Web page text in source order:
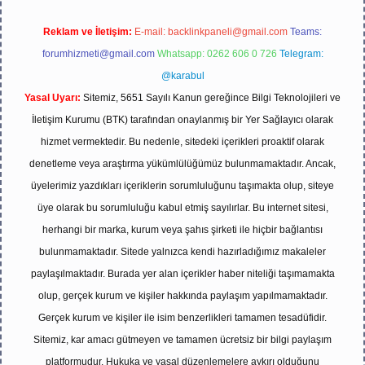
Reklam ve İletişim: E-mail: backlinkpaneli@gmail.com Teams:
forumhizmeti@gmail.com Whatsapp: 0262 606 0 726 Telegram:
@karabul
Yasal Uyarı: Sitemiz, 5651 Sayılı Kanun gereğince Bilgi Teknolojileri ve
İletişim Kurumu (BTK) tarafından onaylanmış bir Yer Sağlayıcı olarak
hizmet vermektedir. Bu nedenle, sitedeki içerikleri proaktif olarak
denetleme veya araştırma yükümlülüğümüz bulunmamaktadır. Ancak,
üyelerimiz yazdıkları içeriklerin sorumluluğunu taşımakta olup, siteye
üye olarak bu sorumluluğu kabul etmiş sayılırlar. Bu internet sitesi,
herhangi bir marka, kurum veya şahıs şirketi ile hiçbir bağlantısı
bulunmamaktadır. Sitede yalnızca kendi hazırladığımız makaleler
paylaşılmaktadır. Burada yer alan içerikler haber niteliği taşımamakta
olup, gerçek kurum ve kişiler hakkında paylaşım yapılmamaktadır.
Gerçek kurum ve kişiler ile isim benzerlikleri tamamen tesadüfidir.
Sitemiz, kar amacı gütmeyen ve tamamen ücretsiz bir bilgi paylaşım
platformudur. Hukuka ve yasal düzenlemelere aykırı olduğunu